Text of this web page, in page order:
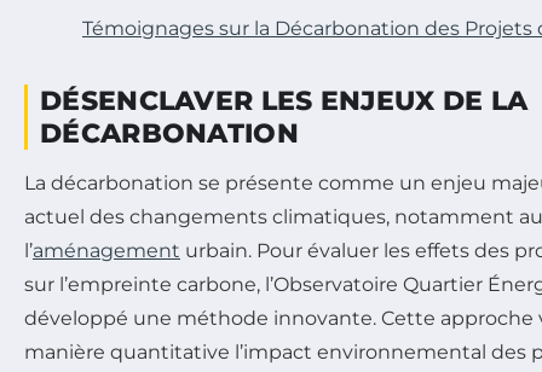
Témoignages sur la Décarbonation des
DÉSENCLAVER LES ENJEUX DE LA
DÉCARBONATION
La décarbonation se présente comme un enjeu
actuel des changements climatiques, notamment
l’aménagement urbain. Pour évaluer les effets des
sur l’empreinte carbone, l’Observatoire Quartier
développé une méthode innovante. Cette approche
manière quantitative l’impact environnemental des